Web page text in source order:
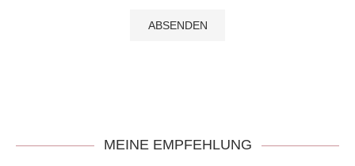
MEINE EMPFEHLUNG